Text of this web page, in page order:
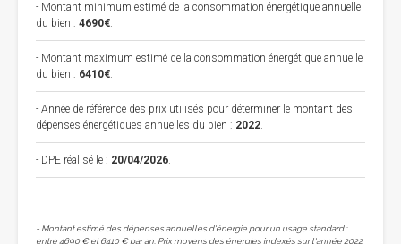
- Montant minimum estimé de la consommation énergétique annuelle
du bien : 4690€.
- Montant maximum estimé de la consommation énergétique annuelle
du bien : 6410€.
- Année de référence des prix utilisés pour déterminer le montant des
dépenses énergétiques annuelles du bien : 2022.
- DPE réalisé le : 20/04/2026.
- Montant estimé des dépenses annuelles d'énergie pour un usage standard :
entre 4690 € et 6410 € par an. Prix moyens des énergies indexés sur l'année 2022